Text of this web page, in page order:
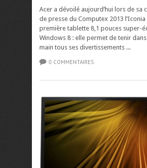
Acer a dévoilé aujourd’hui lors de sa
de presse du Computex 2013
première tablette 8,1 pouces super-
Windows 8 : elle permet de tenir
main tous ses divertissements ...
0 COMMENTAIRES